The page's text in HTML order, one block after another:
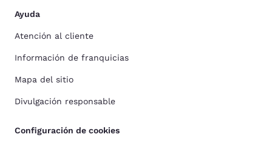
Ayuda
Atención al cliente
Información de franquicias
Mapa del sitio
Divulgación responsable
Configuración de cookies